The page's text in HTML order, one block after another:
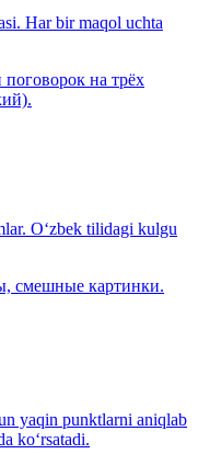
Har bir maqol uchta
на трёх
O‘zbek tilidagi kulgu
смешные картинки.
yaqin punktlarni aniqlab
ko‘rsatadi.